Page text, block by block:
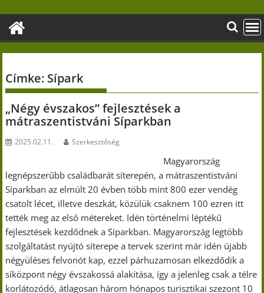
content
Címke: Sípark
„Négy évszakos” fejlesztések a
mátraszentistváni Síparkban
2025.02.11. Szerkesztőség
Magyarország
legnépszerűbb családbarát síterepén, a mátraszentistváni
Síparkban az elmúlt 20 évben több mint 800 ezer vendég
csatolt lécet, illetve deszkát, közülük csaknem 100 ezren itt
tették meg az első métereket. Idén történelmi léptékű
fejlesztések kezdődnek a Síparkban. Magyarország legtöbb
szolgáltatást nyújtó síterepe a tervek szerint már idén újabb
négyüléses felvonót kap, ezzel párhuzamosan elkezdődik a
síközpont négy évszakossá alakítása, így a jelenleg csak a télre
korlátozódó, átlagosan három hónapos turisztikai szezont 10